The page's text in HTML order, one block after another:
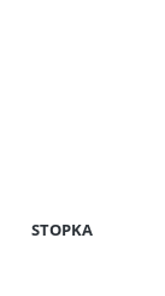
STOPKA